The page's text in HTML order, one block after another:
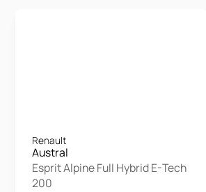
Renault
Austral
Esprit Alpine Full Hybrid E-Tech
200